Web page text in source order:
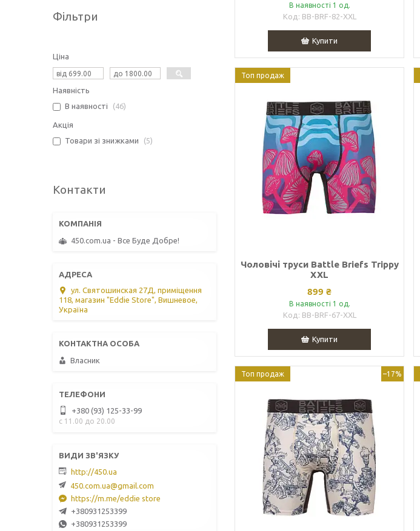
В наявності 1 од.
BB-BRF-82-XXL
Купити
Топ продаж
Чоловічі труси Battle Briefs Trippy
XXL
899 ₴
В наявності 1 од.
BB-BRF-67-XXL
Купити
Топ продаж –17%
Фільтри
Ціна
Наявність
В наявності
46
Акція
Товари зі знижками
5
Контакти
450.com.ua - Все Буде Добре!
ул. Святошинская 27Д, приміщення
118, магазин "Eddie Store", Вишневое,
Україна
Власник
+380 (93) 125-33-99
с 11.00 до 20.00
http://450.ua
450.com.ua@gmail.com
https://m.me/eddie store
+380931253399
+380931253399